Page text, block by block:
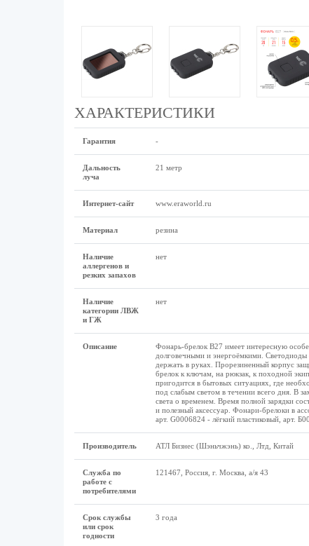
ХАРАКТЕРИСТИКИ
Гарантия -
Дальность
луча
21 метр
Интернет-сайт www.eraworld.ru
Материал резина
Наличие
аллергенов и
резких запахов
нет
Наличие
категории ЛВЖ
и ГЖ
нет
Описание
Фонарь-брелок B27 имеет интересную
долговечными и энергоёмкими. Светодиоды
держать в руках. Прорезиненный корпус
брелок к ключам, на рюкзак, к походной
пригодится в бытовых ситуациях, где
под слабым светом в течении всего дня. В
света о временем. Время полной зарядки
и полезный аксессуар. Фонари-брелоки в
арт. G0006824 - лёгкий пластиковый, арт.
Производитель АТЛ Бизнес (Шэньчжэнь) ко., Лтд, Китай
Служба по
работе с
потребителями
121467, Россия, г. Москва, а/я 43
Срок службы
или срок
годности
3 года